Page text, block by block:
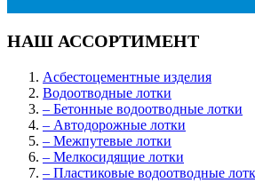
НАШ АССОРТИМЕНТ
Асбестоцементные изделия
Водоотводные лотки
– Бетонные водоотводные лотки
– Автодорожные лотки
– Межпутевые лотки
– Мелкосидящие лотки
– Пластиковые водоотводные